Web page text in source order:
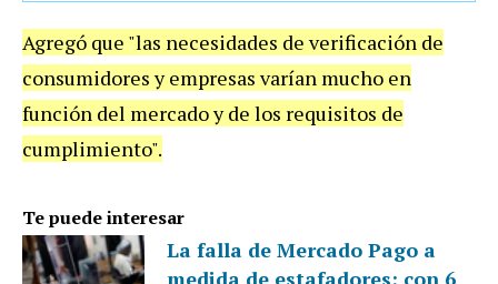
Agregó que "las necesidades de verificación de
consumidores y empresas varían mucho en
función del mercado y de los requisitos de
cumplimiento".
Te puede interesar
La falla de Mercado Pago a
medida de estafadores: con 6